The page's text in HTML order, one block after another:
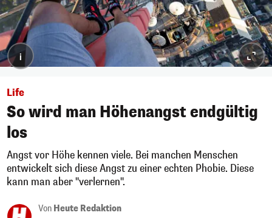
i
Life
So wird man Höhenangst endgültig
los
Angst vor Höhe kennen viele. Bei manchen Menschen
entwickelt sich diese Angst zu einer echten Phobie. Diese
kann man aber "verlernen".
Von Heute Redaktion